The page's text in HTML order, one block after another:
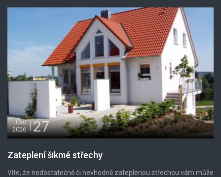
Čvc
2026
27
Zateplení šikmé střechy
Víte, že nedostatečně či nevhodně zateplenou střechou vám může